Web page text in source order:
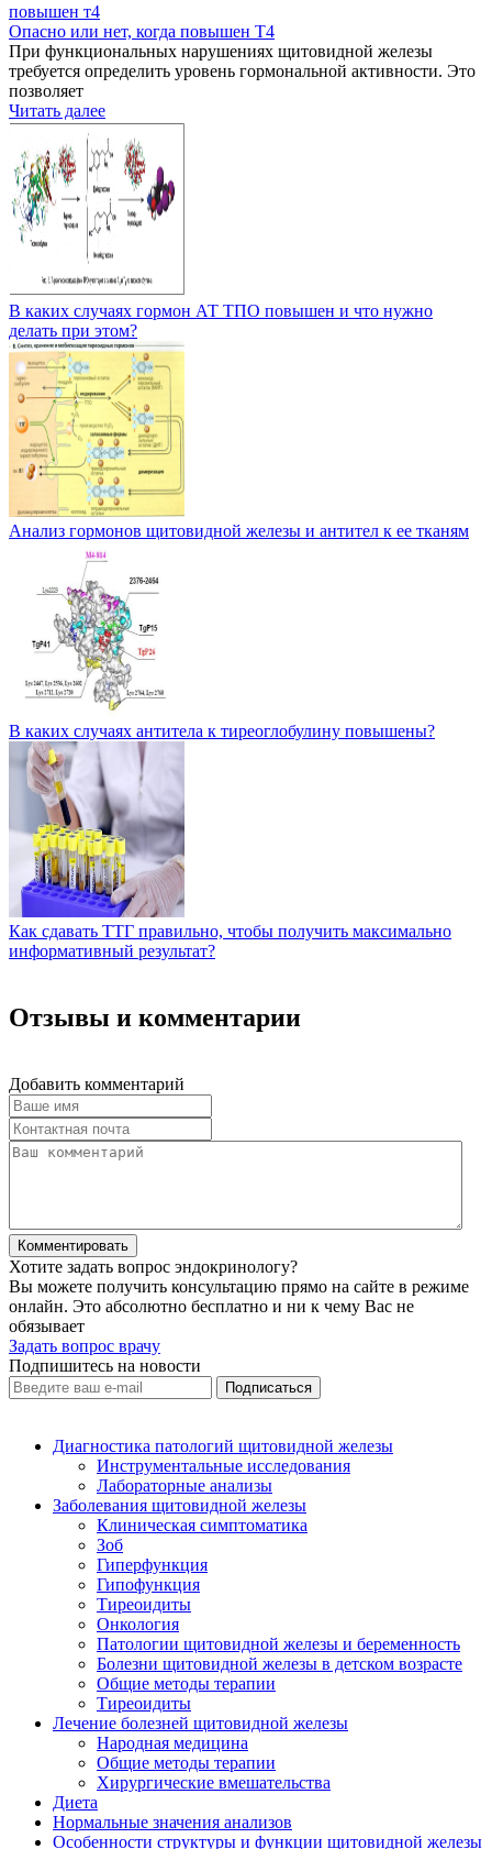
повышен т4
Опасно или нет, когда повышен Т4
При функциональных нарушениях щитовидной железы
требуется определить уровень гормональной активности. Это
позволяет
Читать далее
В каких случаях гормон АТ ТПО повышен и что нужно
делать при этом?
Анализ гормонов щитовидной железы и антител к ее тканям
В каких случаях антитела к тиреоглобулину повышены?
Как сдавать ТТГ правильно, чтобы получить максимально
информативный результат?
Отзывы и комментарии
Добавить комментарий
Хотите задать вопрос эндокринологу?
Вы можете получить консультацию прямо на сайте в режиме
онлайн. Это абсолютно бесплатно и ни к чему Вас не
обязывает
Задать вопрос врачу
Подпишитесь на новости
Диагностика патологий щитовидной железы
Инструментальные исследования
Лабораторные анализы
Заболевания щитовидной железы
Клиническая симптоматика
Зоб
Гиперфункция
Гипофункция
Тиреоидиты
Онкология
Патологии щитовидной железы и беременность
Болезни щитовидной железы в детском возрасте
Общие методы терапии
Тиреоидиты
Лечение болезней щитовидной железы
Народная медицина
Общие методы терапии
Хирургические вмешательства
Диета
Нормальные значения анализов
Особенности структуры и функции щитовидной железы